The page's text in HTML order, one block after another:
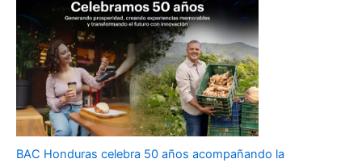
BAC Honduras celebra 50 años acompañando la